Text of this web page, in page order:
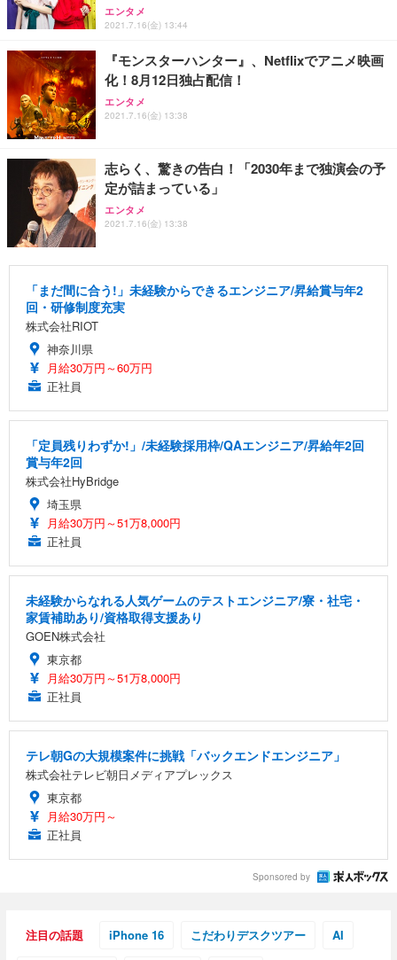
エンタメ
2021.7.16(金) 13:44
『モンスターハンター』、Netflixでアニメ映画
化！8月12日独占配信！
エンタメ
2021.7.16(金) 13:38
志らく、驚きの告白！「2030年まで独演会の予
定が詰まっている」
エンタメ
2021.7.16(金) 13:38
「まだ間に合う!」未経験からできるエンジニア/昇給賞与年2
回・研修制度充実
株式会社RIOT
神奈川県
月給30万円～60万円
正社員
「定員残りわずか!」/未経験採用枠/QAエンジニア/昇給年2回
賞与年2回
株式会社HyBridge
埼玉県
月給30万円～51万8,000円
正社員
未経験からなれる人気ゲームのテストエンジニア/寮・社宅・
家賃補助あり/資格取得支援あり
GOEN株式会社
東京都
月給30万円～51万8,000円
正社員
テレ朝Gの大規模案件に挑戦「バックエンドエンジニア」
株式会社テレビ朝日メディアプレックス
東京都
月給30万円～
正社員
Sponsored by
注目の話題 iPhone 16 こだわりデスクツアー AI